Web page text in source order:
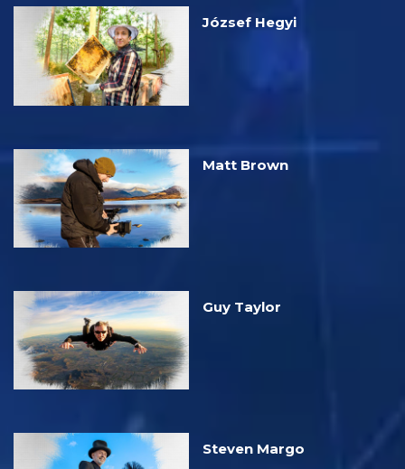
József Hegyi
Matt Brown
Guy Taylor
Steven Margo